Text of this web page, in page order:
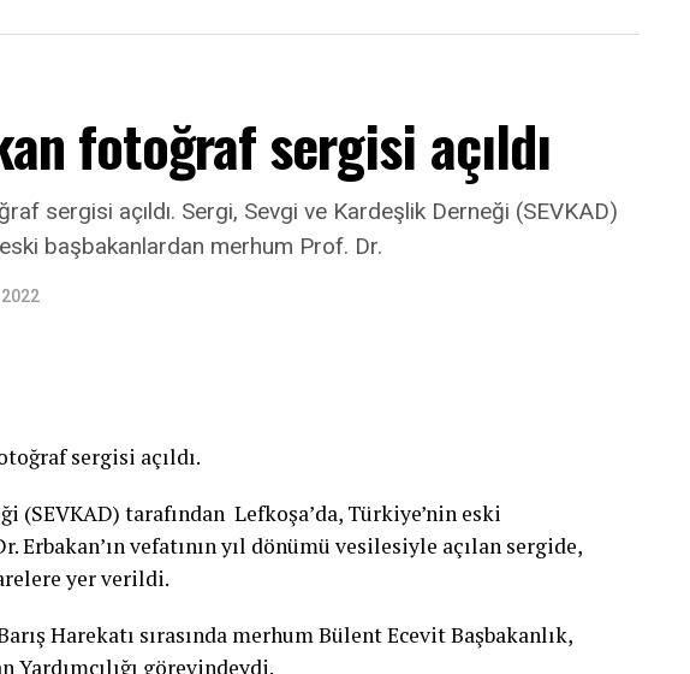
fotoğraf sergisi açıldı
sergisi açıldı. Sergi, Sevgi ve Kardeşlik Derneği (SEVKAD)
başbakanlardan merhum Prof. Dr.
sergisi açıldı.
(SEVKAD) tarafından Lefkoşa’da, Türkiye’nin eski
Erbakan’ın vefatının yıl dönümü vesilesiyle açılan sergide,
yer verildi.
Harekatı sırasında merhum Bülent Ecevit Başbakanlık,
Yardımcılığı görevindeydi.